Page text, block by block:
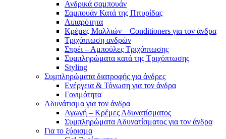
Ανδρικά σαμπουάν
Σαμπουάν Κατά της Πιτυρίδας
Λιπαρότητα
Κρέμες Μαλλιών – Conditioners για τον άνδρα
Τριχόπτωση ανδρών
Σπρέι – Αμπούλες Τριχόπτωσης
Συμπληρώματα κατά της Τριχόπτωσης
Styling
Συμπληρώματα διατροφής για άνδρες
Ενέργεια & Τόνωση για τον άνδρα
Γονιμότητα
Αδυνάτισμα για τον άνδρα
Αγωγή – Κρέμες Αδυνατίσματος
Συμπληρώματα Αδυνατίσματος για τον άνδρα
Για το ξύρισμα